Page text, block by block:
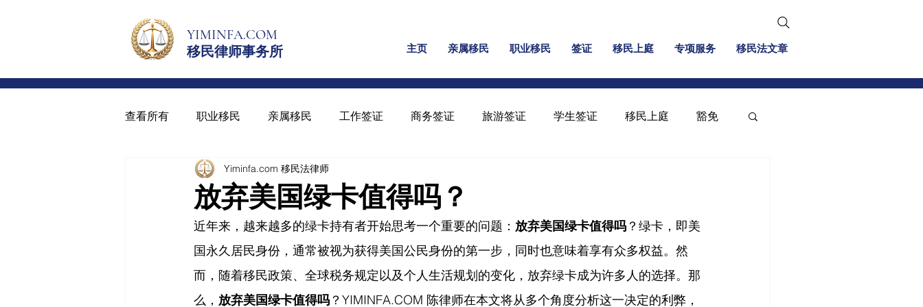
YIMINFA.COM
移民律师事务所
主页 亲属移民 职业移民 签证 移民上庭 专项服务 移民法文章
查看所有 职业移民 亲属移民 工作签证 商务签证 旅游签证 学生签证 移民上庭 豁免
绿卡与入籍 青少年绿卡 保释
放弃美国绿卡值得吗？
Yiminfa.com 移民法律师
近年来，越来越多的绿卡持有者开始思考一个重要的问题： 放弃美国绿卡值得吗 ？绿卡，即美
国永久居民身份，通常被视为获得美国公民身份的第一步，同时也意味着享有众多权益。然
而，随着移民政策、全球税务规定以及个人生活规划的变化，放弃绿卡成为许多人的选择。那
么， 放弃美国绿卡值得吗 ？ YIMINFA.COM 陈律师在本文将从多个角度分析这一决定的利弊，